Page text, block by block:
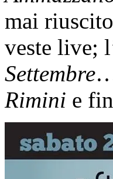
mai
veste live;
Settembre
Rimini e